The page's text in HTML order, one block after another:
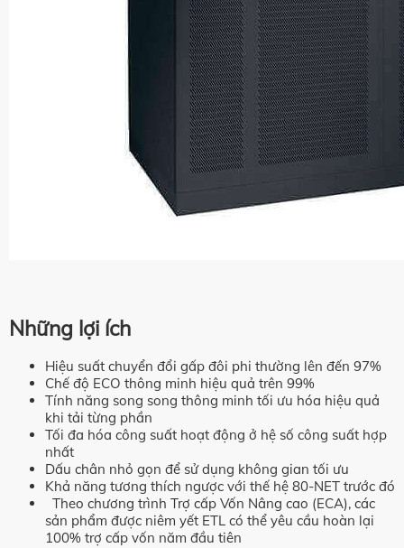
Những lợi ích
Hiệu suất chuyển đổi gấp đôi phi thường lên đến 97%
Chế độ ECO thông minh hiệu quả trên 99%
Tính năng song song thông minh tối ưu hóa hiệu quả
khi tải từng phần
Tối đa hóa công suất hoạt động ở hệ số công suất hợp
nhất
Dấu chân nhỏ gọn để sử dụng không gian tối ưu
Khả năng tương thích ngược với thế hệ 80-NET trước đó
Theo chương trình Trợ cấp Vốn Nâng cao (ECA), các
sản phẩm được niêm yết ETL có thể yêu cầu hoàn lại
100% trợ cấp vốn năm đầu tiên